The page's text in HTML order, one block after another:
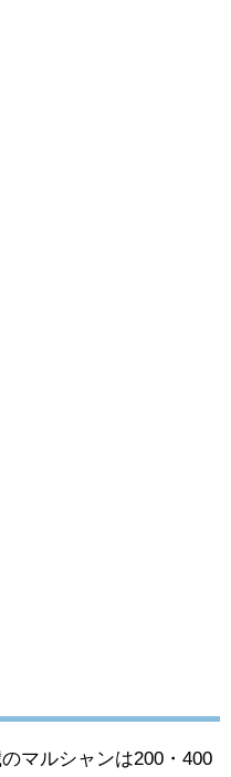
マルシャンは200・400